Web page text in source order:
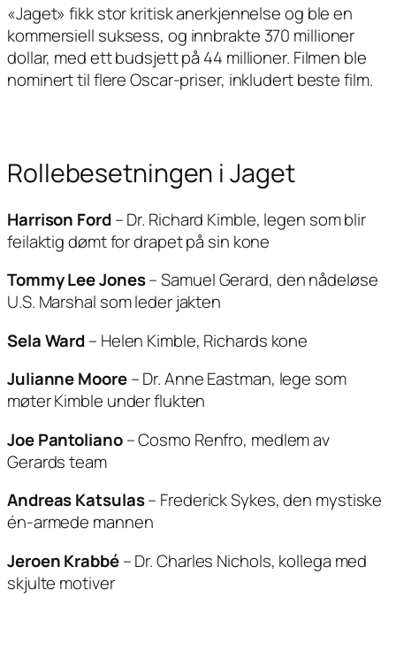
«Jaget» fikk stor kritisk anerkjennelse og ble en
kommersiell suksess, og innbrakte 370 millioner
dollar, med ett budsjett på 44 millioner. Filmen ble
nominert til flere Oscar-priser, inkludert beste film.
Rollebesetningen i Jaget
Harrison Ford–Dr. Richard Kimble, legen som blir
feilaktig dømt for drapet på sin kone
Tommy Lee Jones–Samuel Gerard, den nådeløse
U.S. Marshal som leder jakten
Sela Ward– Helen Kimble, Richards kone
Julianne Moore–Dr. Anne Eastman, lege som
møter Kimble under flukten
Joe Pantoliano–Cosmo Renfro, medlem av
Gerards team
Andreas Katsulas– Frederick Sykes, den mystiske
én-armede mannen
Jeroen Krabbé–Dr. Charles Nichols, kollega med
skjulte motiver